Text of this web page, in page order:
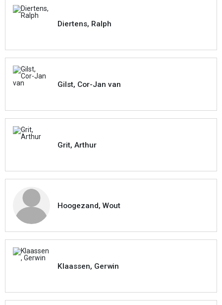
Diertens, Ralph
Gilst, Cor-Jan van
Grit, Arthur
Hoogezand, Wout
Klaassen, Gerwin